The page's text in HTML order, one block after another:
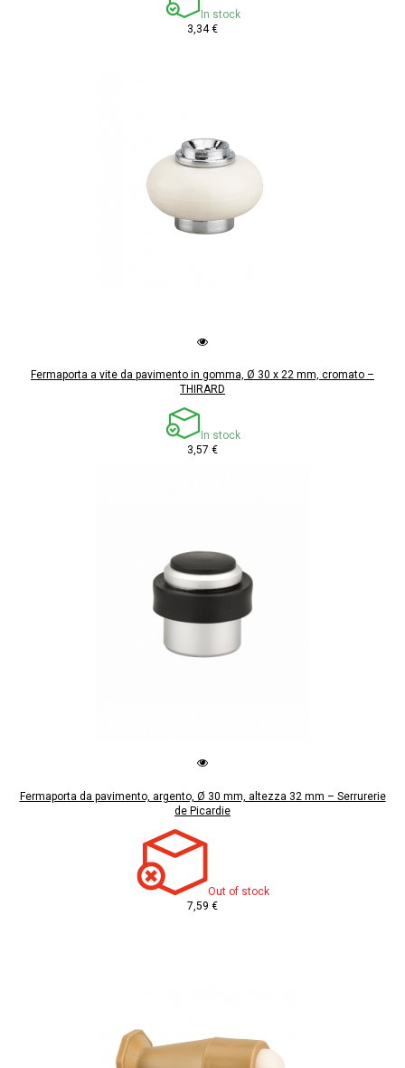
In stock
3,34 €
Fermaporta a vite da pavimento in gomma, Ø 30 x 22 mm, cromato –
THIRARD
In stock
3,57 €
Fermaporta da pavimento, argento, Ø 30 mm, altezza 32 mm – Serrurerie
de Picardie
Out of stock
7,59 €